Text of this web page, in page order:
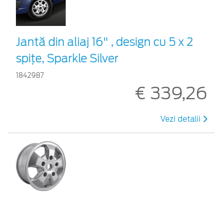
Jantă din aliaj 16" , design cu 5 x 2
spiţe, Sparkle Silver
1842987
€ 339,26
Vezi detalii